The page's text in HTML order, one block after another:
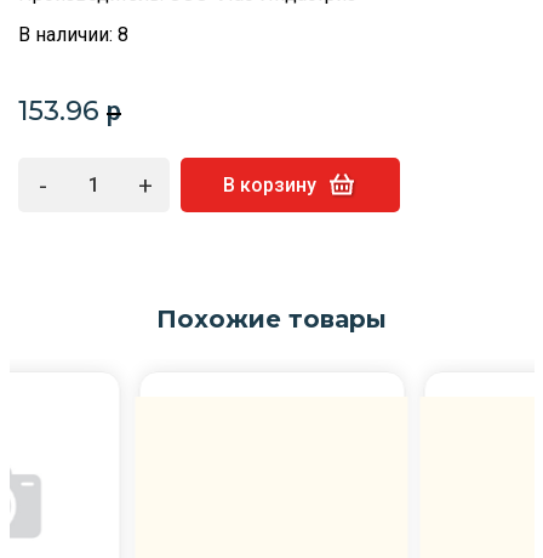
В наличии: 8
153.96 p
- + В корзину
Похожие товары